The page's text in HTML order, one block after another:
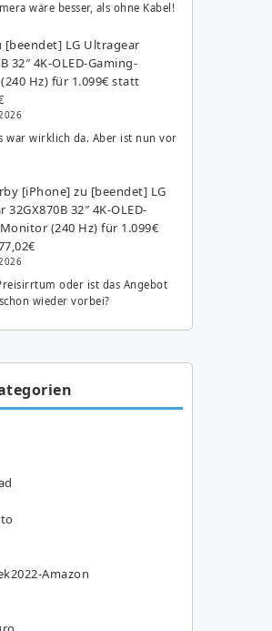
wäre besser, als ohne Kabel!
[beendet] LG Ultragear
32″ 4K-OLED-Gaming-
Hz) für 1.099€ statt
war wirklich da. Aber ist nun vor
[iPhone] zu [beendet] LG
32GX870B 32″ 4K-OLED-
(240 Hz) für 1.099€
oder ist das Angebot
wieder vorbei?
Amazon